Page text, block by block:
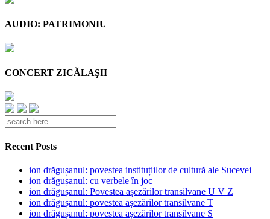
AUDIO: PATRIMONIU
CONCERT ZICĂLAŞII
Recent Posts
ion drăgușanul: povestea instituțiilor de cultură ale Sucevei
ion drăgușanul: cu verbele în joc
ion drăgușanul: Povestea așezărilor transilvane U V Z
ion drăgușanul: povestea așezărilor transilvane T
ion drăgușanul: povestea așezărilor transilvane S